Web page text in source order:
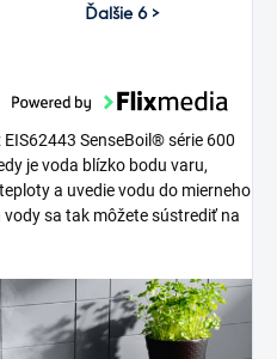
Ďalšie 6 >
SenseBoil® série 600
je voda blízko bodu varu,
a uvedie vodu do mierneho
sa tak môžete sústrediť na